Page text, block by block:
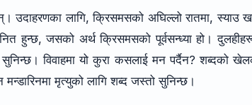
उदाहरणका लागि, क्रिसमसको अघिल्लो रातमा, स्याउ
हुन्छ, जसको अर्थ क्रिसमसको पूर्वसन्ध्या हो।
विवाहमा यो कुरा कसलाई मन पर्दैन? शब्दको
मृत्युको लागि शब्द जस्तो सुनिन्छ।